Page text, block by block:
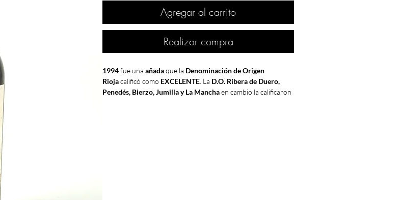
Agregar al carrito
Realizar compra
1994fue una añadaque la Denominación de Origen
Riojacalificó como EXCELENTE . La D.O. Ribera de Duero,
Penedés, Bierzo, Jumilla y La Manchaen cambio la calificaron